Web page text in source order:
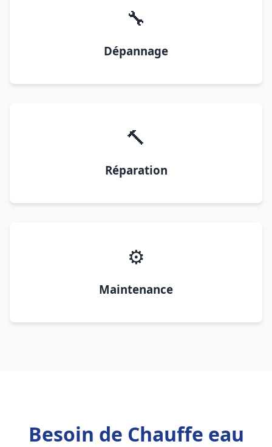
🔧
Dépannage
🔨
Réparation
⚙️
Maintenance
Besoin de Chauffe eau